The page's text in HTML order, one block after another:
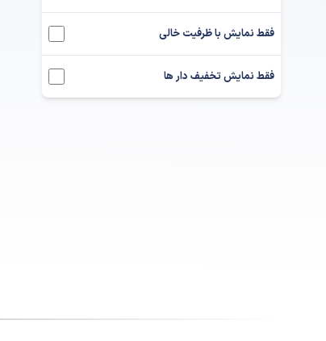
فقط نمایش با ظرفیت خالی
فقط نمایش تخفیف دار ها